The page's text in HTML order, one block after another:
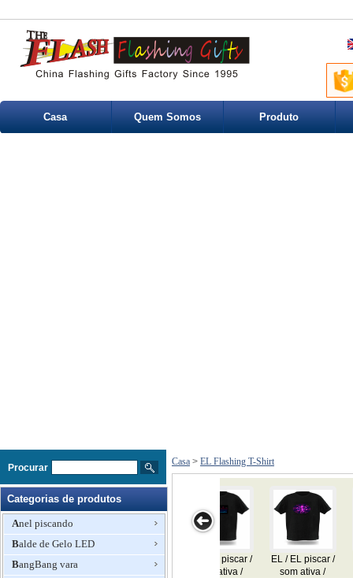
Casa Quem Somos Produto
Procurar
Categorias de produtos
Anel piscando
Balde de Gelo LED
BangBang vara
Casa > EL Flashing T-Shirt
piscar /
ativa /
EL / EL piscar /
som ativa /
EL / EL
som